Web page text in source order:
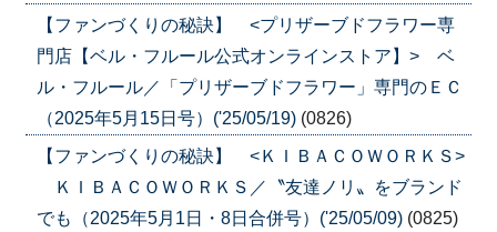
【ファンづくりの秘訣】 <プリザーブドフラワー専
門店【ベル・フルール公式オンラインストア】> ベ
ル・フルール／「プリザーブドフラワー」専門のＥＣ
（2025年5月15日号）('25/05/19) (0826)
【ファンづくりの秘訣】 <ＫＩＢＡＣＯＷＯＲＫＳ>
ＫＩＢＡＣＯＷＯＲＫＳ／〝友達ノリ〟をブランド
でも（2025年5月1日・8日合併号）('25/05/09) (0825)